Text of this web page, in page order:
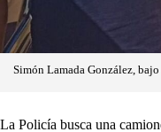
Simón Lamada González,
La Policía busca una